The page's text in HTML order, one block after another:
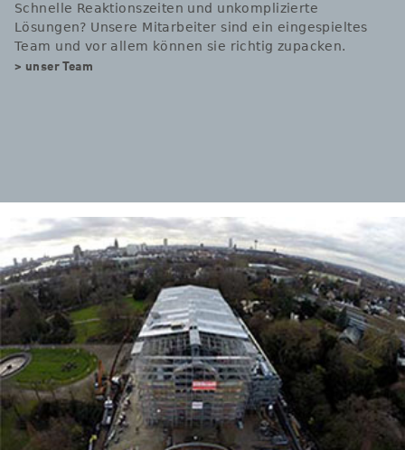
Schnelle Reaktionszeiten und unkomplizierte
Lösungen? Unsere Mitarbeiter sind ein eingespieltes
Team und vor allem können sie richtig zupacken.
> unser Team